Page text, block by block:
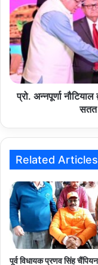
आज
आएगा
नौटियाल
द्वारा
लिखित
पुस्तक
‘भारतीय
हिमालय
क्षेत्र
एक
का
विमोचन
प्रो. अन्नपूर्णा
सतत
Related Articles
पूर्व विधायक प्रणव सिंह